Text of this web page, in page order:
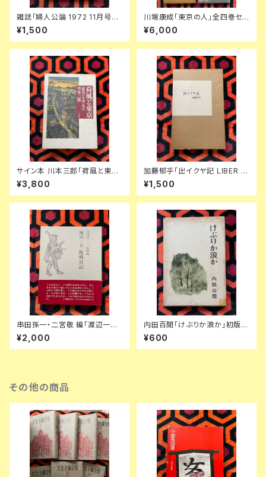
雑誌「婦人公論 1972 11月号」
表紙:金子國義 中央公論社 澁澤
龍彦 ダリ 後藤明生 倉橋由美子
中野良子
¥1,500
川端康成「東京の人」全四巻セッ
ト 装幀:金島桂華 新潮社
¥6,000
サイン本 川本三郎「荷風と東京
『断腸亭日乗』私註」初版 都市出
版 東京人
¥3,800
加藤郁乎「出イクヤ記 LIBER E
XICVIAE」初版 函入り 挿絵:齋
藤和雄 天眼社 俳句集
¥1,500
串田孫一・二宮敬 編「渡辺一
夫 敗戦日記」 初版 函入り 帯
付き 装幀:串田孫一 博文館新社
¥2,000
内田百閒「けぶりか浪か」初版
函入り 装幀:内田克已 新潮社
¥600
その他の商品